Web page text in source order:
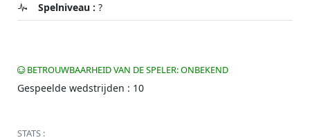
Spelniveau : ?
BETROUWBAARHEID VAN DE SPELER: ONBEKEND
Gespeelde wedstrijden : 10
STATS :